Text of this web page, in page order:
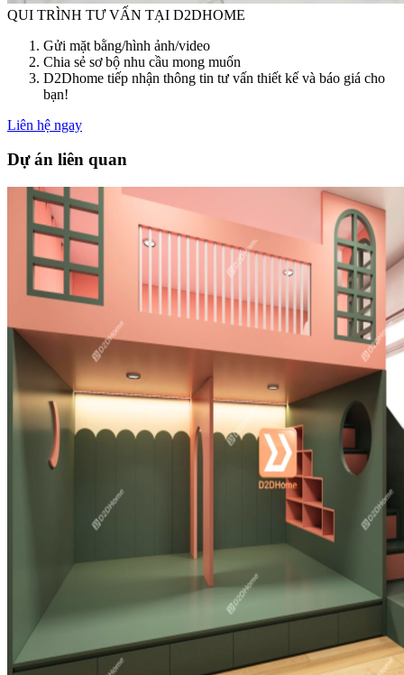
QUI TRÌNH TƯ VẤN TẠI D2DHOME
Gửi mặt bằng/hình ảnh/video
Chia sẻ sơ bộ nhu cầu mong muốn
D2Dhome tiếp nhận thông tin tư vấn thiết kế và báo giá cho
bạn!
Liên hệ ngay
Dự án liên quan